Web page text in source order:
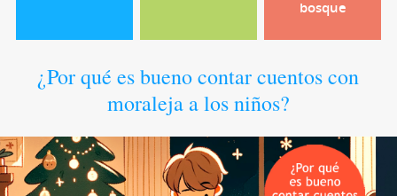
bosque
¿Por qué es bueno contar cuentos con
moraleja a los niños?